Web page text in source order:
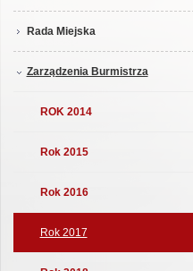
Rada Miejska
Zarządzenia Burmistrza
ROK 2014
Rok 2015
Rok 2016
Rok 2017